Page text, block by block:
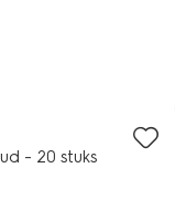
- 20 stuks